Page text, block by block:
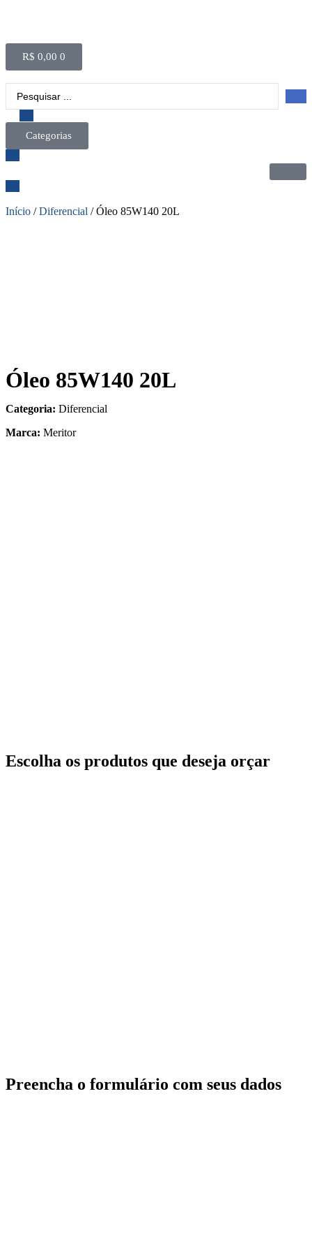
R$ 0,00 0
Categorias
Início /Diferencial / Óleo 85W140 20L
Óleo 85W140 20L
Categoria: Diferencial
Marca: Meritor
Escolha os produtos que deseja orçar
Preencha o formulário com seus dados